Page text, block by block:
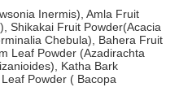
Inermis), Amla Fruit
Shikakai Fruit Powder(Acacia
Chebula), Bahera Fruit
Leaf Powder (Azadirachta
Katha Bark
Powder ( Bacopa